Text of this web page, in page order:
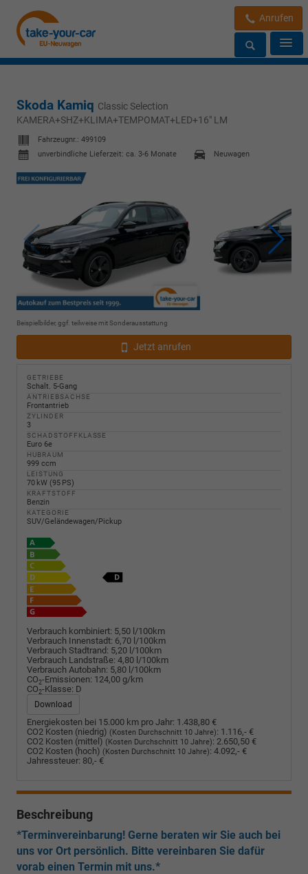
Anrufen
Skoda Kamiq Classic Selection
KAMERA+SHZ+KLIMA+TEMPOMAT+LED+16" LM
Fahrzeugnr.: 499109
unverbindliche Lieferzeit: ca. 3-6 Monate
Neuwagen
Beispielbilder, ggf. teilweise mit Sonderausstattung
Jetzt anrufen
GETRIEBE
Schalt. 5-Gang
ANTRIEBSACHSE
Frontantrieb
ZYLINDER
3
SCHADSTOFFKLASSE
Euro 6e
HUBRAUM
999 ccm
LEISTUNG
70 kW (95 PS)
KRAFTSTOFF
Benzin
KATEGORIE
SUV/Geländewagen/Pickup
Verbrauch kombiniert: 5,50 l/100km
Verbrauch Innenstadt: 6,70 l/100km
Verbrauch Stadtrand: 5,20 l/100km
Verbrauch Landstraße: 4,80 l/100km
Verbrauch Autobahn: 5,80 l/100km
CO2-Emissionen: 124,00 g/km
CO2-Klasse: D
Download
Energiekosten bei 15.000 km pro Jahr: 1.438,80 €
CO2 Kosten (niedrig) (Kosten Durchschnitt 10 Jahre): 1.116,- €
CO2 Kosten (mittel) (Kosten Durchschnitt 10 Jahre): 2.650,50 €
CO2 Kosten (hoch) (Kosten Durchschnitt 10 Jahre): 4.092,- €
Jahressteuer: 80,- €
Beschreibung
*Terminvereinbarung! Gerne beraten wir Sie auch bei
uns vor Ort persönlich. Bitte vereinbaren Sie dafür
vorab einen Termin mit uns.*